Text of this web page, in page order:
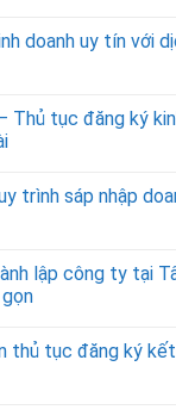
doanh uy tín với
Thủ tục đăng ký
trình sáp nhập
lập công ty tại
thủ tục đăng ký